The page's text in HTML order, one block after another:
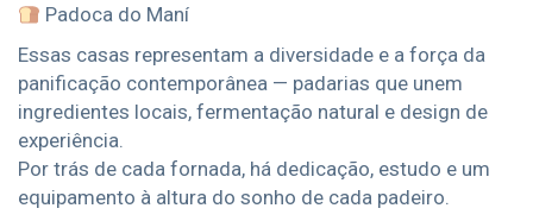
Padoca do Maní
Essas casas representam a diversidade e a força da
panificação contemporânea — padarias que unem
ingredientes locais, fermentação natural e design de
experiência.
Por trás de cada fornada, há dedicação, estudo e um
equipamento à altura do sonho de cada padeiro.